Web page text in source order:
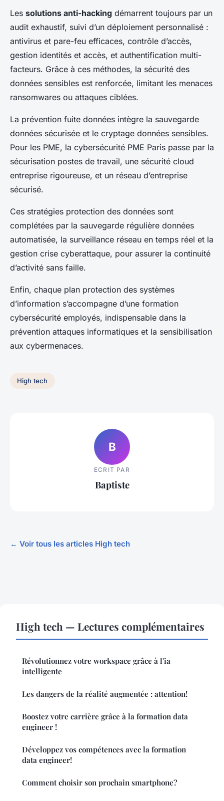
Les solutions anti-hacking démarrent toujours par un
audit exhaustif, suivi d’un déploiement personnalisé :
antivirus et pare-feu efficaces, contrôle d’accès,
gestion identités et accès, et authentification multi-
facteurs. Grâce à ces méthodes, la sécurité des
données sensibles est renforcée, limitant les menaces
ransomwares ou attaques ciblées.
La prévention fuite données intègre la sauvegarde
données sécurisée et le cryptage données sensibles.
Pour les PME, la cybersécurité PME Paris passe par la
sécurisation postes de travail, une sécurité cloud
entreprise rigoureuse, et un réseau d’entreprise
sécurisé.
Ces stratégies protection des données sont
complétées par la sauvegarde régulière données
automatisée, la surveillance réseau en temps réel et la
gestion crise cyberattaque, pour assurer la continuité
d’activité sans faille.
Enfin, chaque plan protection des systèmes
d’information s’accompagne d’une formation
cybersécurité employés, indispensable dans la
prévention attaques informatiques et la sensibilisation
aux cybermenaces.
High tech
B
ECRIT PAR
Baptiste
← Voir tous les articles High tech
High tech — Lectures complémentaires
Révolutionnez votre workspace grâce à l'ia
intelligente
Les dangers de la réalité augmentée : attention!
Boostez votre carrière grâce à la formation data
engineer !
Développez vos compétences avec la formation
data engineer!
Comment choisir son prochain smartphone?